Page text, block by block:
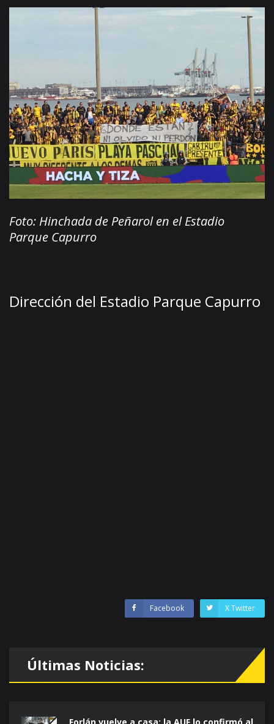
Foto: Hinchada de Peñarol en el Estadio
Parque Capurro
Dirección del Estadio Parque Capurro
Facebook X Twitter
Últimas Noticias: